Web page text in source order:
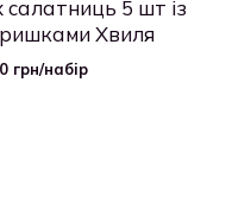
салатниць 5 шт із
Хвиля
грн/набір